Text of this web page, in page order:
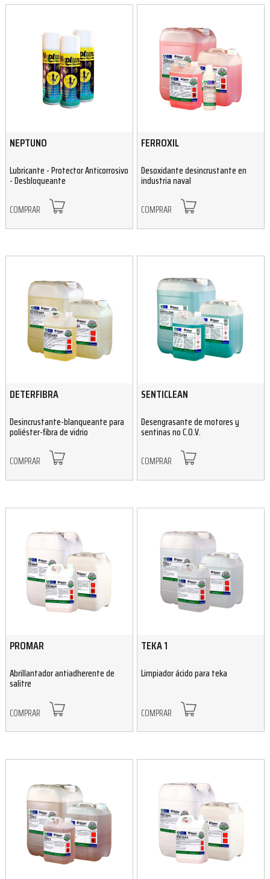
NEPTUNO
Lubricante - Protector Anticorrosivo
- Desbloqueante
COMPRAR
FERROXIL
Desoxidante desincrustante en
industria naval
COMPRAR
DETERFIBRA
Desincrustante-blanqueante para
poliéster-fibra de vidrio
COMPRAR
SENTICLEAN
Desengrasante de motores y
sentinas no C.O.V.
COMPRAR
PROMAR
Abrillantador antiadherente de
salitre
COMPRAR
TEKA 1
Limpiador ácido para teka
COMPRAR